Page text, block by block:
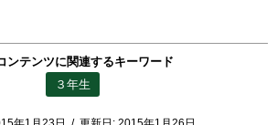
ンテンツに関連するキーワード
３年生